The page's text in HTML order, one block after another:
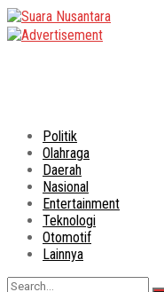
Politik
Olahraga
Daerah
Nasional
Entertainment
Teknologi
Otomotif
Lainnya